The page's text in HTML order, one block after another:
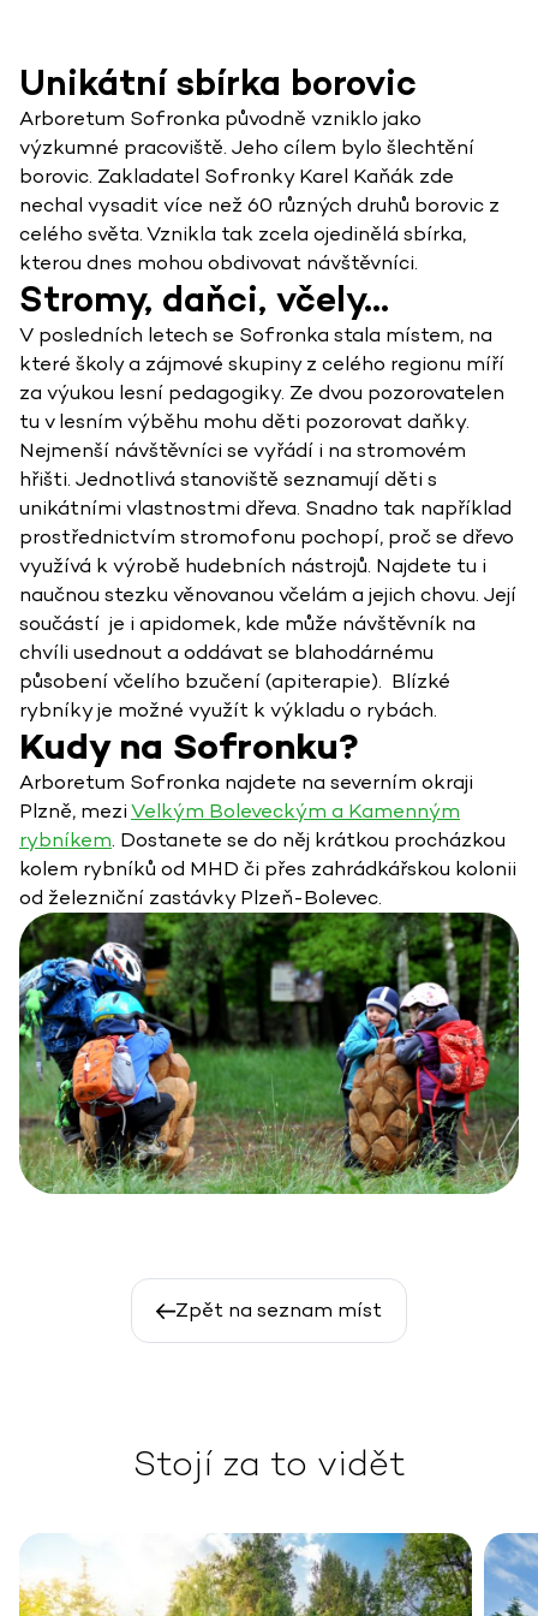
Unikátní sbírka borovic
Arboretum Sofronka původně vzniklo jako
výzkumné pracoviště. Jeho cílem bylo šlechtění
borovic. Zakladatel Sofronky Karel Kaňák zde
nechal vysadit více než 60 různých druhů borovic z
celého světa. Vznikla tak zcela ojedinělá sbírka,
kterou dnes mohou obdivovat návštěvníci.
Stromy, daňci, včely…
V posledních letech se Sofronka stala místem, na
které školy a zájmové skupiny z celého regionu míří
za výukou lesní pedagogiky. Ze dvou pozorovatelen
tu v lesním výběhu mohu děti pozorovat daňky.
Nejmenší návštěvníci se vyřádí i na stromovém
hřišti. Jednotlivá stanoviště seznamují děti s
unikátními vlastnostmi dřeva. Snadno tak například
prostřednictvím stromofonu pochopí, proč se dřevo
využívá k výrobě hudebních nástrojů. Najdete tu i
naučnou stezku věnovanou včelám a jejich chovu. Její
součástí je i apidomek, kde může návštěvník na
chvíli usednout a oddávat se blahodárnému
působení včelího bzučení (apiterapie). Blízké
rybníky je možné využít k výkladu o rybách.
Kudy na Sofronku?
Arboretum Sofronka najdete na severním okraji
Plzně, meziVelkým Boleveckým a Kamenným
rybníkem. Dostanete se do něj krátkou procházkou
kolem rybníků od MHD či přes zahrádkářskou kolonii
od železniční zastávky Plzeň-Bolevec.
Zpět na seznam míst
Stojí za to vidět